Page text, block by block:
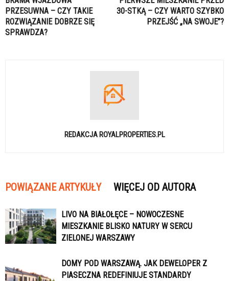
PRZESUWNA – CZY TAKIE
ROZWIĄZANIE DOBRZE SIĘ
SPRAWDZA?
30-STKĄ – CZY WARTO SZYBKO
PRZEJŚĆ „NA SWOJE”?
REDAKCJA ROYALPROPERTIES.PL
POWIĄZANE ARTYKUŁY WIĘCEJ OD AUTORA
LIVO NA BIAŁOŁĘCE – NOWOCZESNE
MIESZKANIE BLISKO NATURY W SERCU
ZIELONEJ WARSZAWY
DOMY POD WARSZAWĄ. JAK DEWELOPER Z
PIASECZNA REDEFINIUJE STANDARDY